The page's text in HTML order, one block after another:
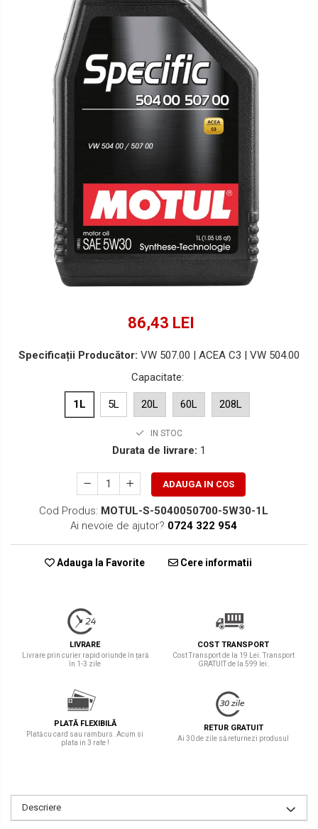
Lichide Suspensie Motociclete
Lichide Întreținere
Lichide Întreținere Autoturisme
Lichide Întreținere Camioane
Lichide Întreținere Motociclete
Lichide Întreținere Utilaje
86,43 LEI
Specificații Producător: VW 507.00 | ACEA C3 | VW 504.00
Capacitate:
1L 5L 20L 60L 208L
IN STOC
Durata de livrare: 1
ADAUGA IN COS
Cod Produs: MOTUL-S-5040050700-5W30-1L
Ai nevoie de ajutor? 0724 322 954
Adauga la Favorite Cere informatii
LIVRARE
Livrare prin curier rapid oriunde în țară
în 1-3 zile
COST TRANSPORT
Cost Transport de la 19 Lei. Transport
GRATUIT de la 599 lei.
PLATĂ FLEXIBILĂ
Plată cu card sau ramburs. Acum si
plata in 3 rate !
RETUR GRATUIT
Ai 30 de zile să returnezi produsul
Descriere